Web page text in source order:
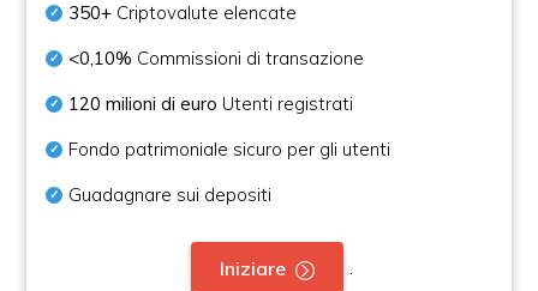
350+ Criptovalute elencate
<0,10% Commissioni di transazione
120 milioni di euro Utenti registrati
Fondo patrimoniale sicuro per gli utenti
Guadagnare sui depositi
Iniziare